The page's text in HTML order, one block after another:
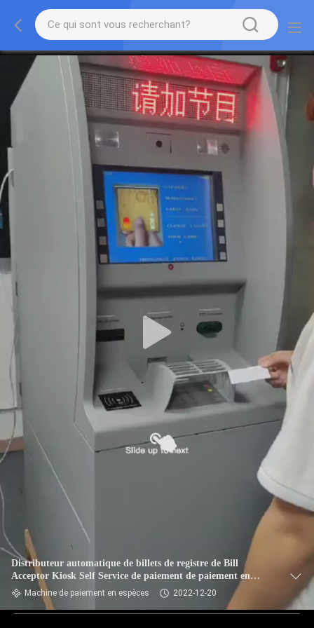
Distributeur automatique de billets de registre de Bill
Acceptor Kiosk Self Service de paiement de paiement en
espècesMachine de paiement en espèces 2022-12-20